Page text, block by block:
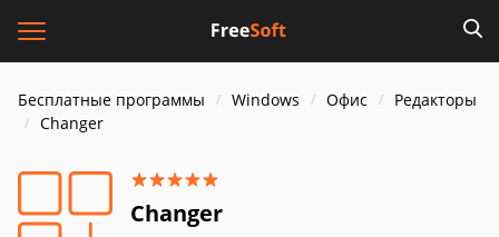
Бесплатные программы Windows Офис
Редакторы
Changer
Changer